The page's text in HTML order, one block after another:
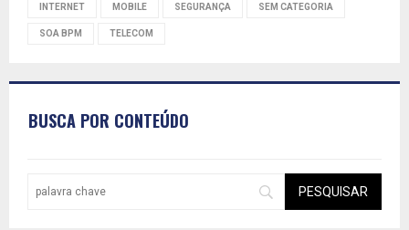
INTERNET MOBILE SEGURANÇA SEM CATEGORIA
SOA BPM TELECOM
BUSCA POR CONTEÚDO